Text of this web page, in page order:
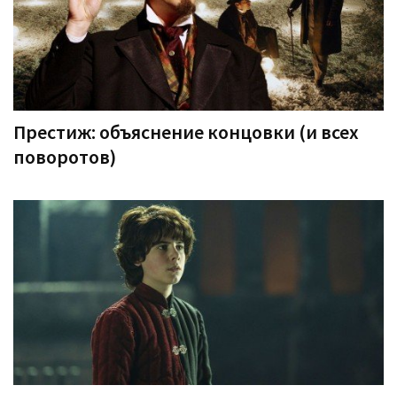
Престиж: объяснение концовки (и всех
поворотов)